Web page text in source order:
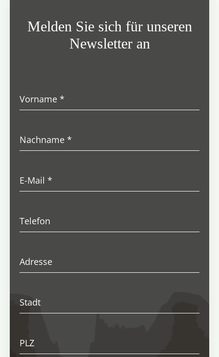
Melden Sie sich für unseren
Newsletter an
Vorname*
Nachname*
E-Mail*
Telefon
Adresse
Stadt
PLZ